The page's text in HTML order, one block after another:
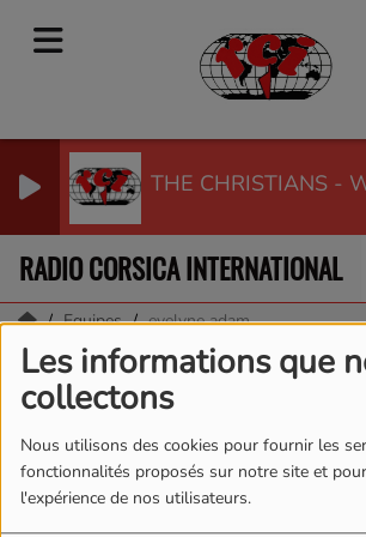
Les informations que
collectons
Nous utilisons des cookies pour fournir les
fonctionnalités proposés sur notre site et
l'expérience de nos utilisateurs.
THE CHRISTIANS -
RADIO CORSICA INTERNATIONAL
Equipes evelyne adam
evelyne adam
parlez-moi de